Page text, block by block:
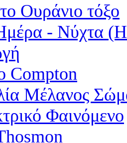
Ουράνιο τόξο
- Νύχτα
Compton
Μέλανος
Φαινόμενο